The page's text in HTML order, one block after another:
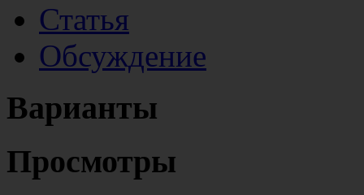
Статья
Обсуждение
Варианты
Просмотры